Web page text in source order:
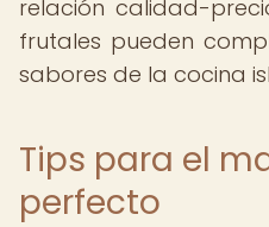
relación calidad-
frutales pueden
sabores de la cocina
Tips para el
perfecto